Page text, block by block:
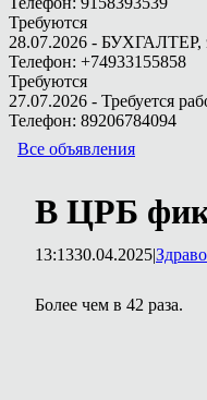
Требуются
28.07.2026 - БУХГАЛТЕР,
Телефон: +74933155858
Требуются
27.07.2026 - Требуется
Телефон: 89206784094
Все объявления
В ЦРБ
13:1330.04.2025|
Более чем в 42 раза.